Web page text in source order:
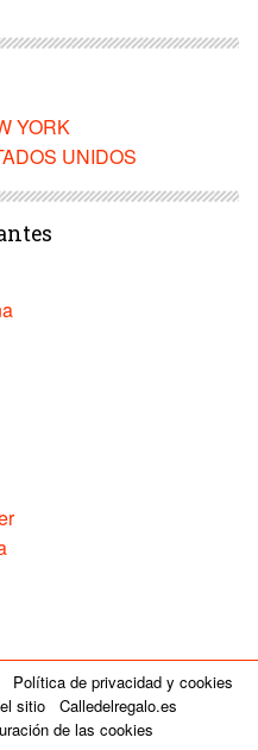
YORK
UNIDOS
Política de privacidad y cookies
sitio
Calledelregalo.es
de las cookies